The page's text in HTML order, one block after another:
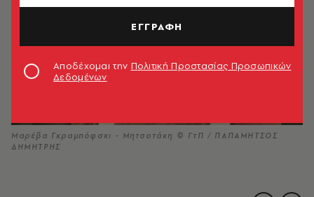
Μαρέβα Γκραμπόφσκι - Μητσοτάκη © ΓτΠ / ΠΑΠΑΜΗΤΣΟΣ
ΔΗΜΗΤΡΗΣ
ΕΓΓΡΑΦΗ
Αποδέχομαι την Πολιτική Προστασίας Προσωπικών
Δεδομένων